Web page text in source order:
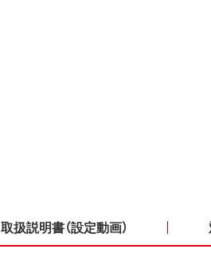
取扱説明書（設定動画）